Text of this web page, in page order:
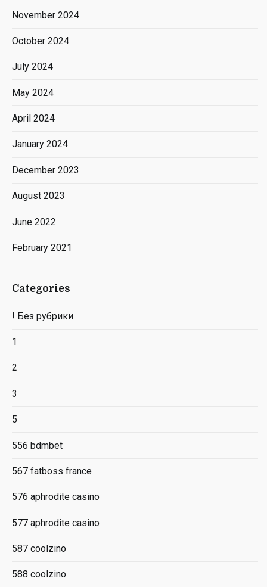
November 2024
October 2024
July 2024
May 2024
April 2024
January 2024
December 2023
August 2023
June 2022
February 2021
Categories
! Без рубрики
1
2
3
5
556 bdmbet
567 fatboss france
576 aphrodite casino
577 aphrodite casino
587 coolzino
588 coolzino